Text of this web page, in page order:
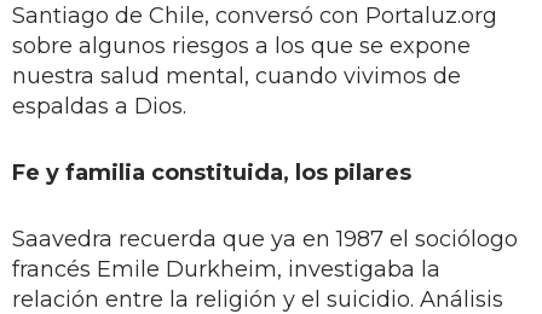
Santiago de Chile, conversó con Portaluz.org
sobre algunos riesgos a los que se expone
nuestra salud mental, cuando vivimos de
espaldas a Dios.
Fe y familia constituida, los pilares
Saavedra recuerda que ya en 1987 el sociólogo
francés Emile Durkheim, investigaba la
relación entre la religión y el suicidio. Análisis